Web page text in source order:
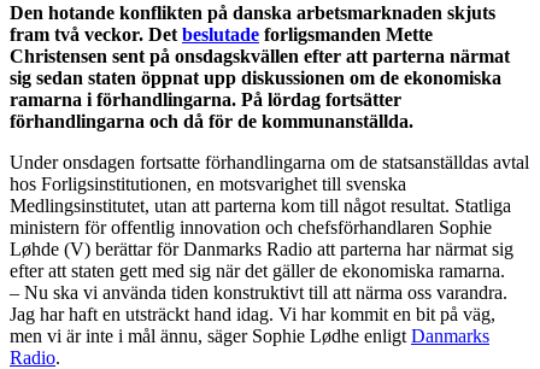
Den hotande konflikten på danska arbetsmarknaden skjuts
fram två veckor. Det beslutade forligsmanden Mette
Christensen sent på onsdagskvällen efter att parterna närmat
sig sedan staten öppnat upp diskussionen om de ekonomiska
ramarna i förhandlingarna. På lördag fortsätter
förhandlingarna och då för de kommunanställda.
Under onsdagen fortsatte förhandlingarna om de statsanställdas avtal
hos Forligsinstitutionen, en motsvarighet till svenska
Medlingsinstitutet, utan att parterna kom till något resultat. Statliga
ministern för offentlig innovation och chefsförhandlaren Sophie
Løhde (V) berättar för Danmarks Radio att parterna har närmat sig
efter att staten gett med sig när det gäller de ekonomiska ramarna.
– Nu ska vi använda tiden konstruktivt till att närma oss varandra.
Jag har haft en utsträckt hand idag. Vi har kommit en bit på väg,
men vi är inte i mål ännu, säger Sophie Lødhe enligt Danmarks
Radio.